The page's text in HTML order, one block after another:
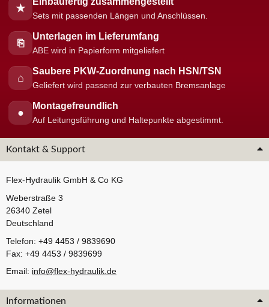
★
Sets mit passenden Längen und Anschlüssen.
⎘
Unterlagen im Lieferumfang
ABE wird in Papierform mitgeliefert
⌂
Saubere PKW-Zuordnung nach HSN/TSN
Geliefert wird passend zur verbauten Bremsanlage
●
Montagefreundlich
Auf Leitungsführung und Haltepunkte abgestimmt.
Kontakt & Support
Flex-Hydraulik GmbH & Co KG
Weberstraße 3
26340 Zetel
Deutschland
Telefon: +49 4453 / 9839690
Fax: +49 4453 / 9839699
Email: info@flex-hydraulik.de
Informationen